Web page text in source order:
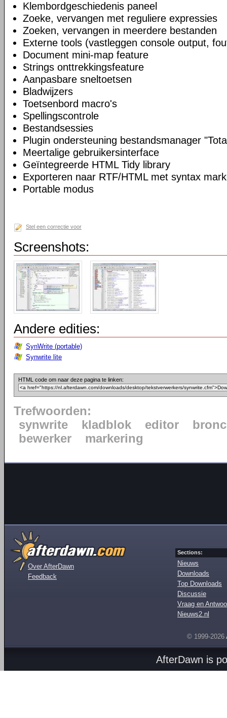
Klembordgeschiedenis paneel
Zoeke, vervangen met reguliere expressies
Zoeken, vervangen in meerdere bestanden
Externe tools (vastleggen console output,
Document mini-map feature
Strings onttrekkingsfeature
Aanpasbare sneltoetsen
Bladwijzers
Toetsenbord macro's
Spellingscontrole
Bestandsessies
Plugin ondersteuning bestandsmanager
Meertalige gebruikersinterface
Geïntegreerde HTML Tidy library
Exporteren naar RTF/HTML met syntax
Portable modus
Stel een correctie voor
Screenshots:
Andere edities:
SynWrite (portable)
Synwrite lite
HTML code om naar deze pagina te linken:
Trefwoorden:
synwrite
kladblok editor
bewerker
markering
Over AfterDawn
Feedback
Sections:
Nieuws
Downloads
Top Downloads
Discussie
Vraag en
Nieuws2.nl
© 1999-2026
AfterDawn is